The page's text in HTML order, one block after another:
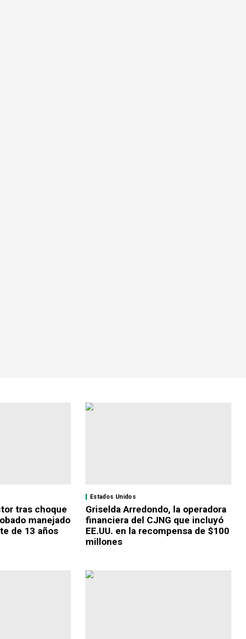
tras choque
manejado
de 13 años
Estados Unidos
Griselda Arredondo, la operadora
financiera del CJNG que incluyó
EE.UU. en la recompensa de $100
millones